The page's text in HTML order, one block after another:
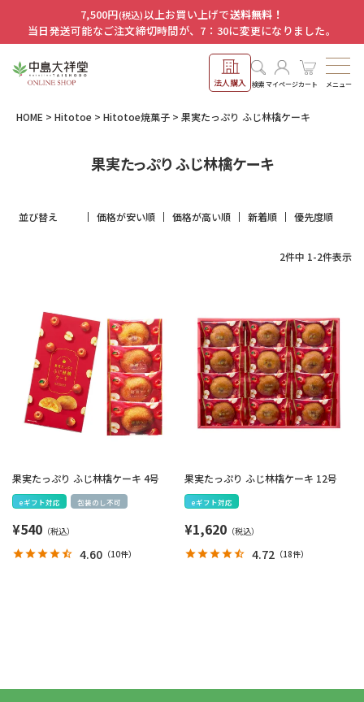
7,500円(税込)以上お買い上げで送料無料！
当日発送可能なご注文締切時間が、7：30に変更になりました。
法人購入 検索マイページカート メニュー
HOME Hitotoe Hitotoe焼菓子 果実たっぷり ふじ林檎ケーキ
果実たっぷり ふじ林檎ケーキ
並び替え 価格が安い順 価格が高い順 新着順 優先度順
2件中 1-2件表示
果実たっぷり ふじ林檎ケーキ 4号
eギフト対応 包装のし不可
¥540
4.60 （10件）
果実たっぷり ふじ林檎ケーキ 12号
eギフト対応
¥1,620
4.72 （18件）